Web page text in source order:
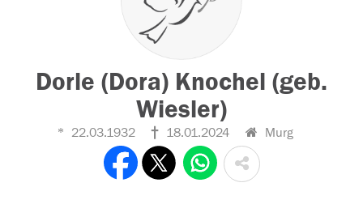
Dorle (Dora) Knochel (geb.
Wiesler)
22.03.1932 18.01.2024 Murg